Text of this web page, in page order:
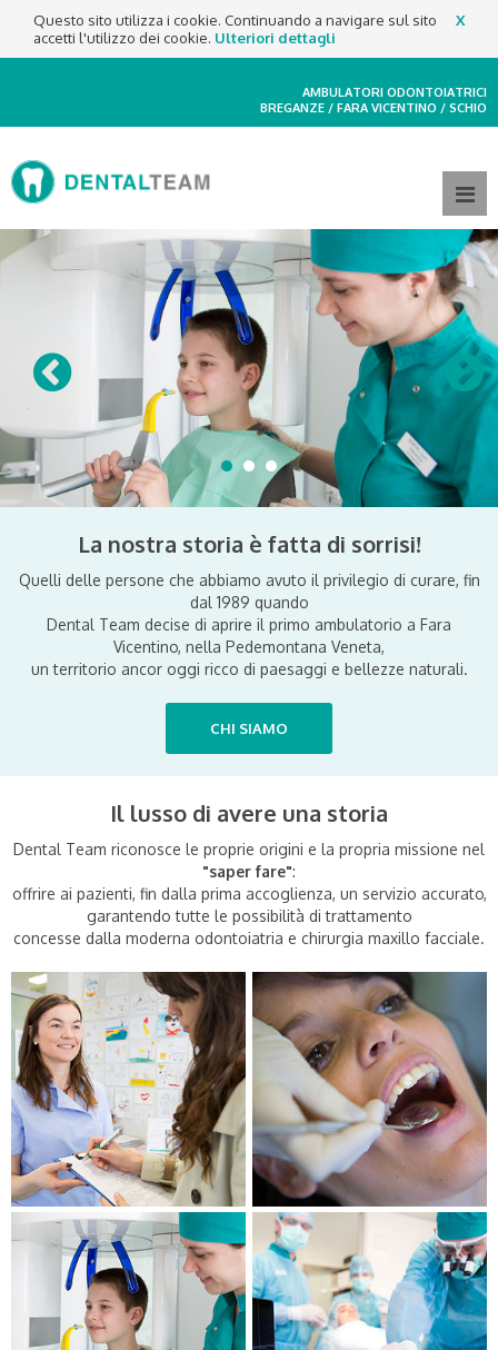
Questo sito utilizza i cookie. Continuando a navigare sul sito
accetti l'utilizzo dei cookie. Ulteriori dettagli
X
AMBULATORI ODONTOIATRICI
BREGANZE / FARA VICENTINO / SCHIO
La nostra storia è fatta di sorrisi!
Quelli delle persone che abbiamo avuto il privilegio di curare, fin
dal 1989 quando
Dental Team decise di aprire il primo ambulatorio a Fara
Vicentino, nella Pedemontana Veneta,
un territorio ancor oggi ricco di paesaggi e bellezze naturali.
CHI SIAMO
Il lusso di avere una storia
Dental Team riconosce le proprie origini e la propria missione nel
"saper fare":
offrire ai pazienti, fin dalla prima accoglienza, un servizio accurato,
garantendo tutte le possibilità di trattamento
concesse dalla moderna odontoiatria e chirurgia maxillo facciale.